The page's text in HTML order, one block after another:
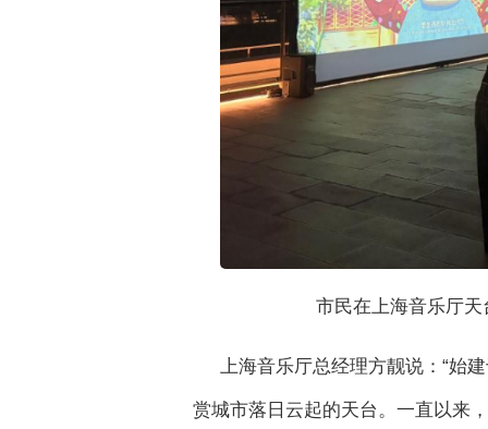
市民在上海音乐厅
上海音乐厅总经理方靓说：“始
赏城市落日云起的天台。一直以来